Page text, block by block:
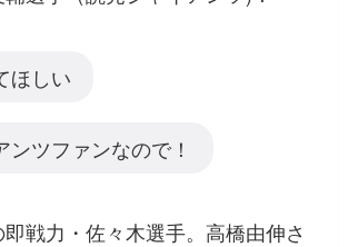
ほしい
ンツファンなので！
即戦力・佐々木選手。高橋由伸さ